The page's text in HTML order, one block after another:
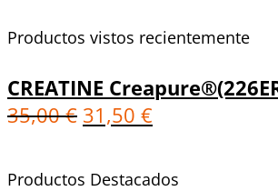
Productos vistos recientemente
CREATINE
35,00€ 31,50 €
Productos Destacados